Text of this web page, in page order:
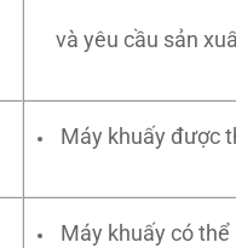
và yêu cầu sản
Máy khuấy được
Máy khuấy có